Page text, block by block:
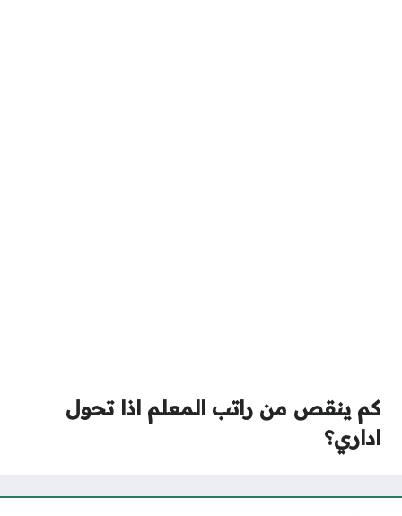
كم ينقص من راتب المعلم اذا تحول
اداري؟